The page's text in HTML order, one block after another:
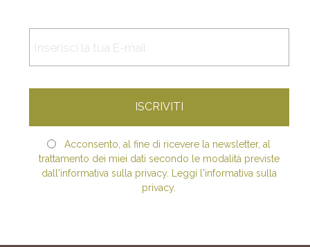
Acconsento, al fine di ricevere la newsletter, al
trattamento dei miei dati secondo le modalità previste
dall'informativa sulla privacy. Leggi l'informativa sulla
privacy.